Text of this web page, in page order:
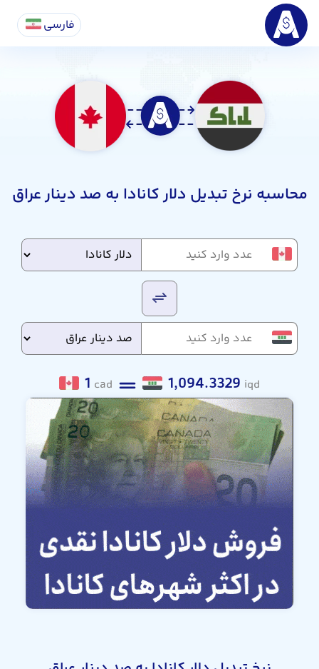
فارسی
محاسبه نرخ تبدیل دلار کانادا به صد دینار عراق
1 cad 1,094.3329 iqd